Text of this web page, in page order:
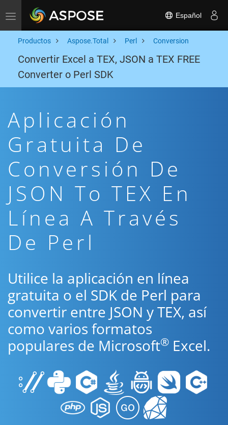
Toggle navigation Español
Productos Aspose.Total Perl Conversion
Convertir Excel a TEX, JSON a TEX FREE
Converter o Perl SDK
Aplicación
Gratuita De
Conversión De
JSON To TEX En
Línea A Través
De Perl
Utilice la aplicación en línea
gratuita o el SDK de Perl para
convertir entre JSON y TEX, así
como varios formatos
populares de Microsoft® Excel.